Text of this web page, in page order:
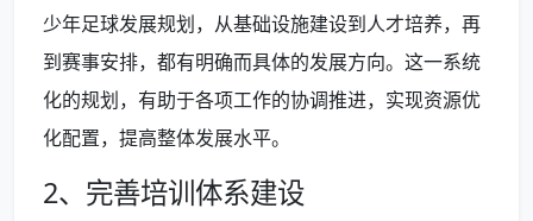
少年足球发展规划，从基础设施建设到人才培养，再
到赛事安排，都有明确而具体的发展方向。这一系统
化的规划，有助于各项工作的协调推进，实现资源优
化配置，提高整体发展水平。
2、完善培训体系建设